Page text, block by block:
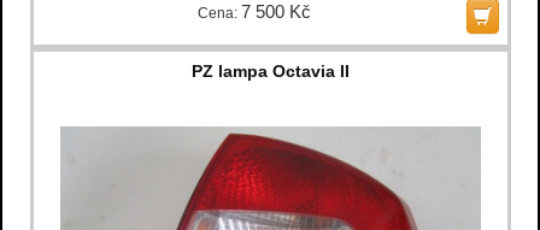
Cena: 7 500 Kč
PZ lampa Octavia II